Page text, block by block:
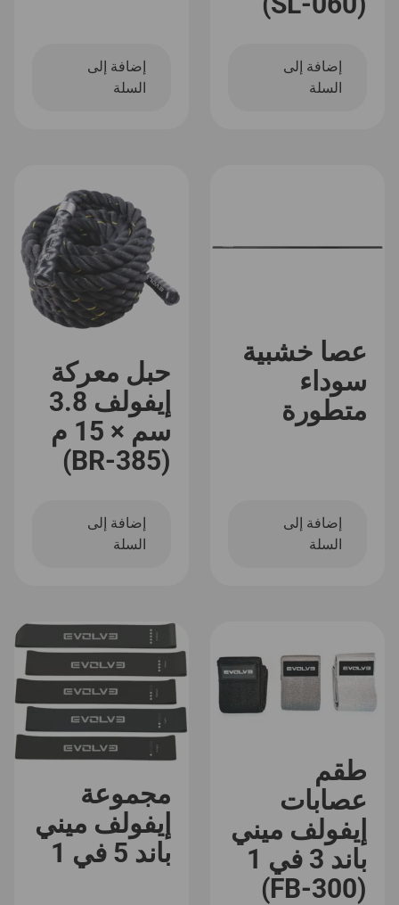
إضافة إلى
السلة
إضافة إلى
السلة
عصا خشبية
سوداء
متطورة
إضافة إلى
السلة
حبل معركة
إيفولف 3.8
سم × 15 م
(BR-385)
إضافة إلى
السلة
طقم
عصابات
إيفولف ميني
باند 3 في 1
(FB-300)
مجموعة
إيفولف ميني
باند 5 في 1